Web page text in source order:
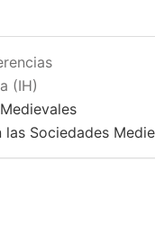
(IH)
las Sociedades